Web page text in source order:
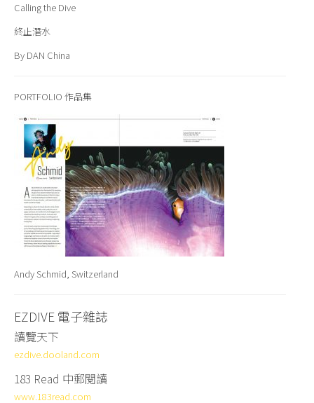
Calling the Dive
終止潛水
By DAN China
PORTFOLIO 作品集
Andy Schmid, Switzerland
EZDIVE 電子雜誌
讀覽天下
ezdive.dooland.com
183 Read 中郵閱讀
www.183read.com